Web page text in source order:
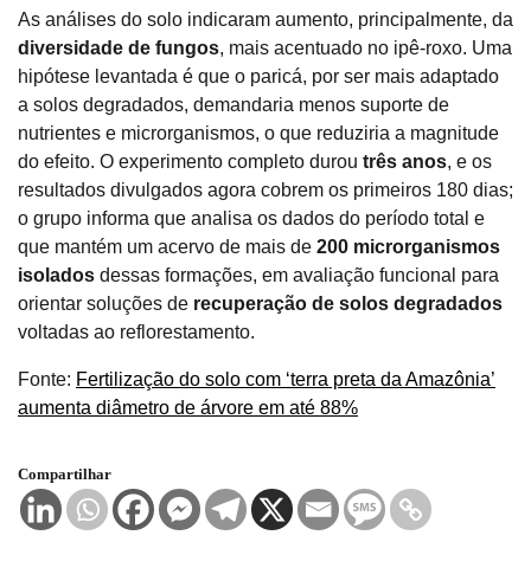
As análises do solo indicaram aumento, principalmente, da
diversidade de fungos, mais acentuado no ipê-roxo. Uma
hipótese levantada é que o paricá, por ser mais adaptado
a solos degradados, demandaria menos suporte de
nutrientes e microrganismos, o que reduziria a magnitude
do efeito. O experimento completo durou três anos, e os
resultados divulgados agora cobrem os primeiros 180 dias;
o grupo informa que analisa os dados do período total e
que mantém um acervo de mais de 200 microrganismos
isolados dessas formações, em avaliação funcional para
orientar soluções de recuperação de solos degradados
voltadas ao reflorestamento.
Fonte: Fertilização do solo com ‘terra preta da Amazônia’
aumenta diâmetro de árvore em até 88%
Compartilhar